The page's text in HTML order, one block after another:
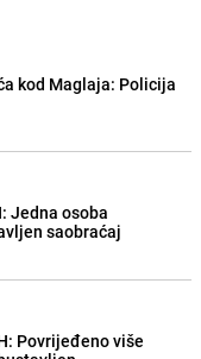
kod Maglaja: Policija
Jedna osoba
saobraćaj
Povrijeđeno više